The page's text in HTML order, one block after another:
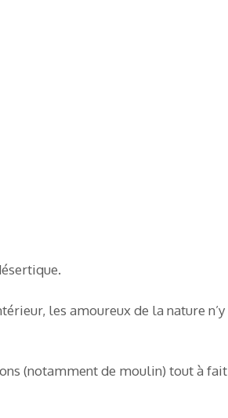
les amoureux de la nature n’y
(notamment de moulin) tout à fait